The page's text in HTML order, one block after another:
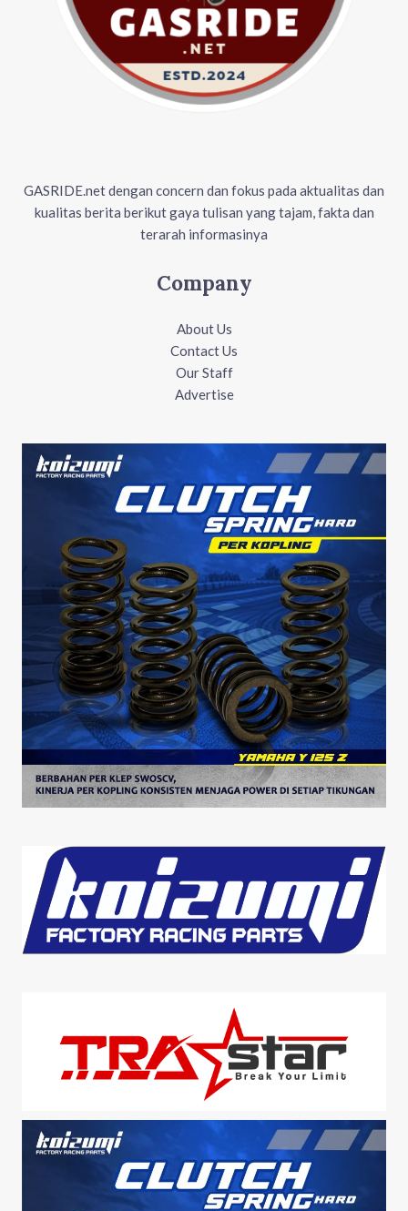
GASRIDE.net dengan concern dan fokus pada aktualitas dan
kualitas berita berikut gaya tulisan yang tajam, fakta dan
terarah informasinya
Company
About Us
Contact Us
Our Staff
Advertise